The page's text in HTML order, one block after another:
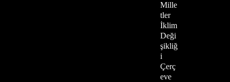
Mille
tler
İklim
Deği
şikliğ
i
Çerç
eve